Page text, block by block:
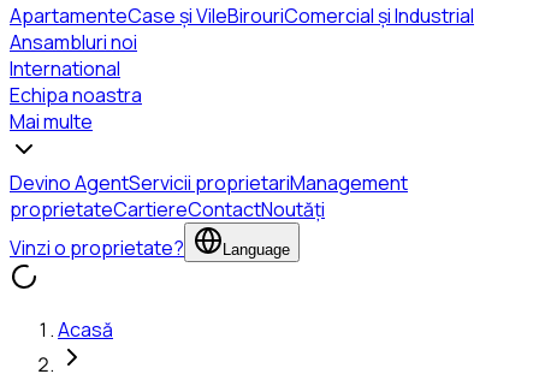
ApartamenteCase și VileBirouriComercial și Industrial
Ansambluri noi
International
Echipa noastra
Mai multe
Devino AgentServicii proprietariManagement
proprietateCartiereContactNoutăți
Vinzi o proprietate?
Language
Acasă